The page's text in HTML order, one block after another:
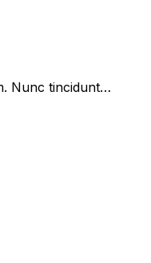
Nunc tincidunt…